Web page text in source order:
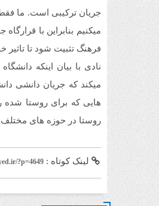
جریان ترکیبی است. ما فقط
میکنیم بنابراین با
فرهنگ تثبیت شود تا تاثیر
نادی با بیان اینکه
میکند که جریان دانشی
هایی که برای روستا
روستا در حوزه های
لینک کوتاه : ?p=4649